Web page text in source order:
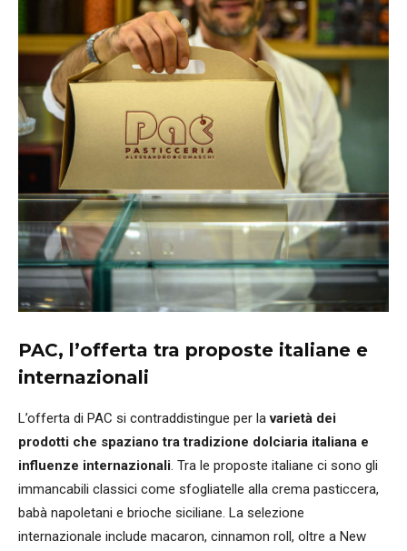
PAC, l’offerta tra proposte italiane e
internazionali
L’offerta di PAC si contraddistingue per lavarietà dei
prodotti che spaziano tra tradizione dolciaria italiana e
influenze internazionali. Tra le proposte italiane ci sono gli
immancabili classici come sfogliatelle alla crema pasticcera,
babà napoletani e brioche siciliane. La selezione
internazionale include macaron, cinnamon roll, oltre a New